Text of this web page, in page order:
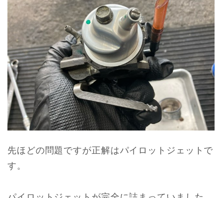
先ほどの問題ですが正解はパイロットジェットで
す。